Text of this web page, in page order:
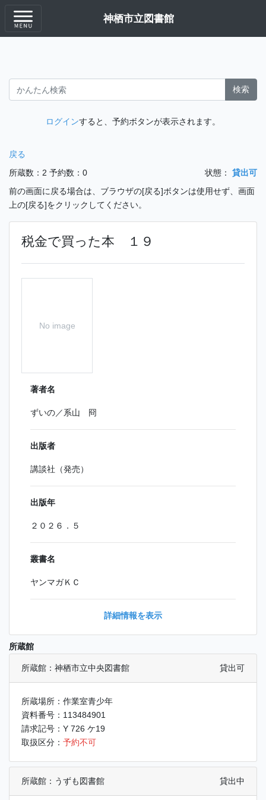
神栖市立図書館
検索
ログインすると、予約ボタンが表示されます。
戻る
所蔵数：2 予約数：0 状態：
貸出可
前の画面に戻る場合は、ブラウザの[戻る]ボタンは使用せず、画面
上の[戻る]をクリックしてください。
税金で買った本 １９
No image
著者名
ずいの／系山 冏
出版者
講談社（発売）
出版年
２０２６．５
叢書名
ヤンマガＫＣ
詳細情報を表示
所蔵館
所蔵館：神栖市立中央図書館 貸出可
所蔵場所：作業室青少年
資料番号：113484901
請求記号：Y 726 ケ19
取扱区分： 予約不可
所蔵館：うずも図書館 貸出中